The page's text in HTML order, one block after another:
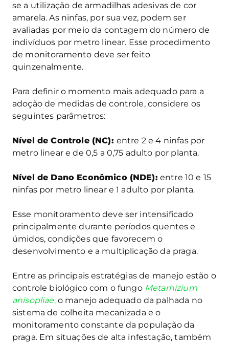
se a utilização de armadilhas adesivas de cor
amarela. As ninfas, por sua vez, podem ser
avaliadas por meio da contagem do número de
indivíduos por metro linear. Esse procedimento
de monitoramento deve ser feito
quinzenalmente.
Para definir o momento mais adequado para a
adoção de medidas de controle, considere os
seguintes parâmetros:
Nível de Controle (NC): entre 2 e 4 ninfas por
metro linear e de 0,5 a 0,75 adulto por planta.
Nível de Dano Econômico (NDE): entre 10 e 15
ninfas por metro linear e 1 adulto por planta.
Esse monitoramento deve ser intensificado
principalmente durante períodos quentes e
úmidos, condições que favorecem o
desenvolvimento e a multiplicação da praga.
Entre as principais estratégias de manejo estão o
controle biológico com o fungo Metarhizium
anisopliae,o manejo adequado da palhada no
sistema de colheita mecanizada e o
monitoramento constante da população da
praga. Em situações de alta infestação, também